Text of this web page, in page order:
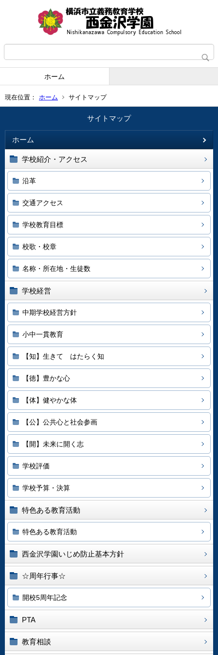
ホーム
現在位置： ホーム サイトマップ
サイトマップ
ホーム
学校紹介・アクセス
沿革
交通アクセス
学校教育目標
校歌・校章
名称・所在地・生徒数
学校経営
中期学校経営方針
小中一貫教育
【知】生きて はたらく知
【徳】豊かな心
【体】健やかな体
【公】公共心と社会参画
【開】未来に開く志
学校評価
学校予算・決算
特色ある教育活動
特色ある教育活動
西金沢学園いじめ防止基本方針
☆周年行事☆
開校5周年記念
PTA
教育相談